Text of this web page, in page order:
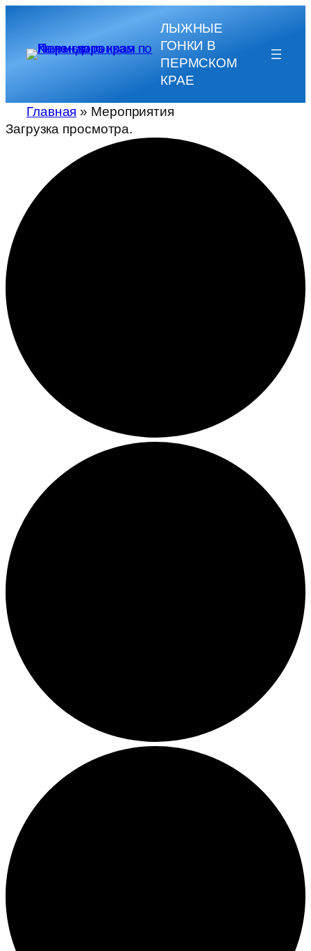
ЛЫЖНЫЕ
ГОНКИ В
ПЕРМСКОМ
КРАЕ
Главная » Мероприятия
Загрузка просмотра.